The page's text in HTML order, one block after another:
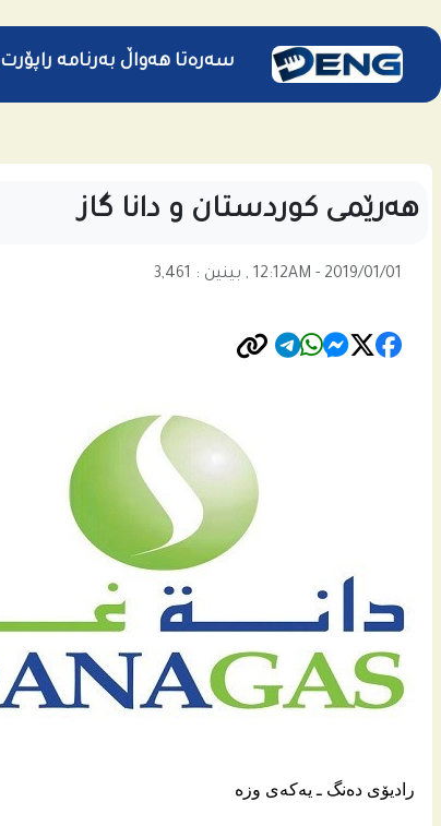
سەرەتا هەواڵ بەرنامە راپۆرت
هه‌رێمى كوردستان و دانا گاز
12:12AM - 2019/01/01 , بینین : 3,461
رادیۆی ده‌نگ ـ یه‌كه‌ی وزه‌